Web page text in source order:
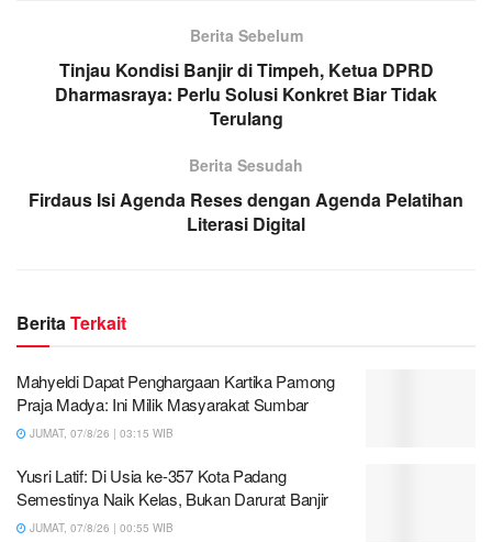
Berita Sebelum
Tinjau Kondisi Banjir di Timpeh, Ketua DPRD
Dharmasraya: Perlu Solusi Konkret Biar Tidak
Terulang
Berita Sesudah
Firdaus Isi Agenda Reses dengan Agenda Pelatihan
Literasi Digital
BeritaTerkait
Mahyeldi Dapat Penghargaan Kartika Pamong
Praja Madya: Ini Milik Masyarakat Sumbar
JUMAT, 07/8/26 | 03:15 WIB
Yusri Latif: Di Usia ke-357 Kota Padang
Semestinya Naik Kelas, Bukan Darurat Banjir
JUMAT, 07/8/26 | 00:55 WIB